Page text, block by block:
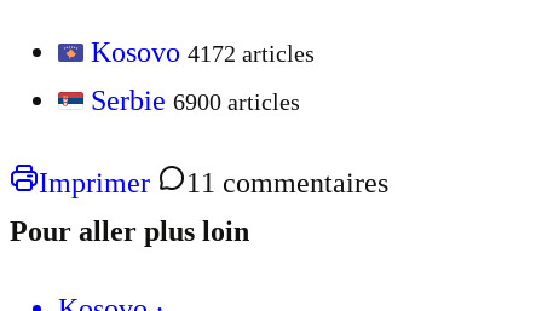
Kosovo 4172 articles
Serbie 6900 articles
Imprimer
11 commentaires
Pour aller plus loin